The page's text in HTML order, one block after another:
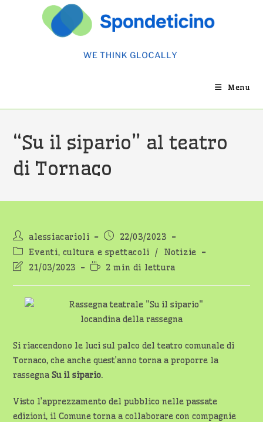
Menu
“Su il sipario” al teatro
di Tornaco
Autore
dell'articolo:
alessiacarioli
Articolo
pubblicato:
22/03/2023
Categoria
dell'articolo:
Eventi, cultura e spettacoli /
Notizie
Ultima
dell'articolo:
21/03/2023
Tempo
lettura:
2 min di lettura
locandina della rassegna
Si riaccendono le luci sul palco del teatro comunale di
Tornaco, che anche quest’anno torna a proporre la
rassegnaSu il sipario.
Visto l’apprezzamento del pubblico nelle passate
edizioni, il Comune torna a collaborare con compagnie